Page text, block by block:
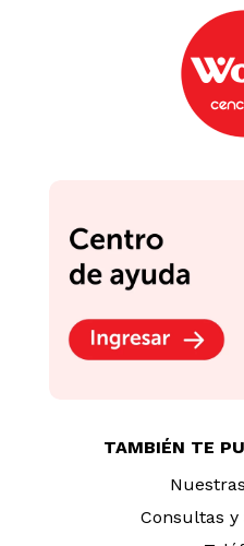
Desifectante Pinesol
Limón 4.5L
45.50